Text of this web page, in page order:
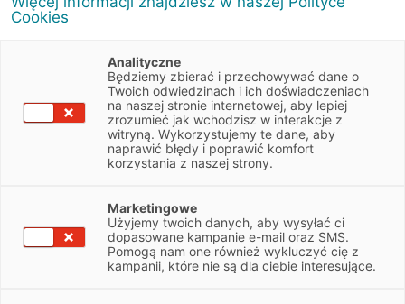
Leasing
Pożyczka dla firm
Obsługa klienta
Cookies
Analityczne
Będziemy zbierać i przechowywać dane o
Twoich odwiedzinach i ich doświadczeniach
na naszej stronie internetowej, aby lepiej
zrozumieć jak wchodzisz w interakcje z
witryną. Wykorzystujemy te dane, aby
naprawić błędy i poprawić komfort
korzystania z naszej strony.
Marketingowe
Użyjemy twoich danych, aby wysyłać ci
dopasowane kampanie e-mail oraz SMS.
Pomogą nam one również wykluczyć cię z
kampanii, które nie są dla ciebie interesujące.